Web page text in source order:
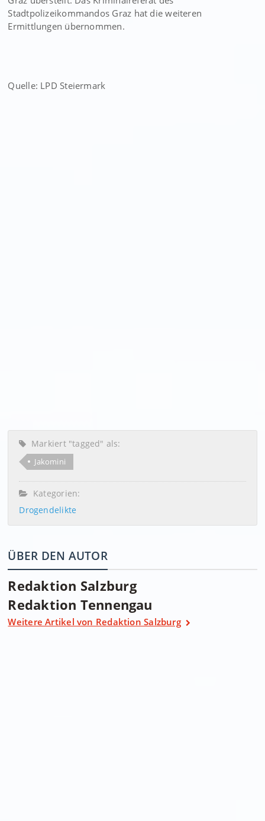
Stadtpolizeikommandos Graz hat die weiteren
Ermittlungen übernommen.
Quelle: LPD Steiermark
Markiert "tagged" als:
Jakomini
Kategorien:
Drogendelikte
ÜBER DEN AUTOR
Redaktion Salzburg
Redaktion Tennengau
Weitere Artikel von Redaktion Salzburg